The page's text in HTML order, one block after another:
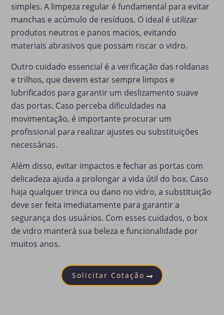
simples. A limpeza regular é fundamental para evitar
manchas e acúmulo de resíduos. O ideal é utilizar
produtos neutros e panos macios, evitando
materiais abrasivos que possam riscar o vidro.
Outro cuidado essencial é a verificação das roldanas
e trilhos, que devem estar sempre limpos e
lubrificados para garantir um deslizamento suave
das portas. Caso perceba dificuldades na
movimentação, é importante procurar um
profissional para realizar ajustes ou substituições
necessárias.
Além disso, evitar impactos e fechar as portas com
delicadeza ajuda a prolongar a vida útil do box. Caso
haja qualquer trinca ou dano no vidro, a substituição
deve ser feita imediatamente para garantir a
segurança dos usuários. Com esses cuidados, o box
de vidro manterá sua beleza e funcionalidade por
muitos anos.
Solicitar Cotação